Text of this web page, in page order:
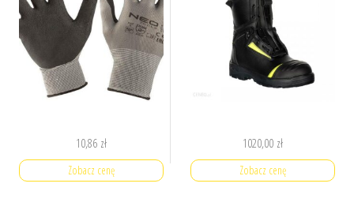
10,86 zł
Zobacz cenę
1020,00 zł
Zobacz cenę